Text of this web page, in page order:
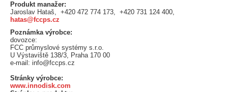
Produkt manažer:
Jaroslav Hataš, +420 472 774 173, +420 731 124 400,
hatas@fccps.cz
Poznámka výrobce:
dovozce:
FCC průmyslové systémy s.r.o.
U Výstaviště 138/3, Praha 170 00
e-mail: info@fccps.cz
Stránky výrobce:
www.innodisk.com